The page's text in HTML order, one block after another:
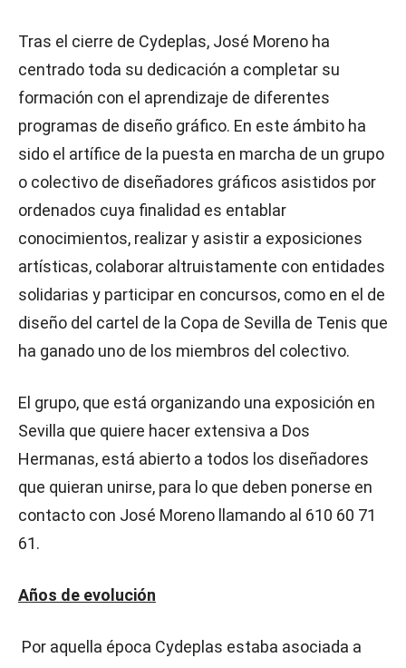
Tras el cierre de Cydeplas, José Moreno ha
centrado toda su dedicación a completar su
formación con el aprendizaje de diferentes
programas de diseño gráfico. En este ámbito ha
sido el artífice de la puesta en marcha de un grupo
o colectivo de diseñadores gráficos asistidos por
ordenados cuya finalidad es entablar
conocimientos, realizar y asistir a exposiciones
artísticas, colaborar altruistamente con entidades
solidarias y participar en concursos, como en el de
diseño del cartel de la Copa de Sevilla de Tenis que
ha ganado uno de los miembros del colectivo.
El grupo, que está organizando una exposición en
Sevilla que quiere hacer extensiva a Dos
Hermanas, está abierto a todos los diseñadores
que quieran unirse, para lo que deben ponerse en
contacto con José Moreno llamando al 610 60 71
61.
Años de evolución
Por aquella época Cydeplas estaba asociada a